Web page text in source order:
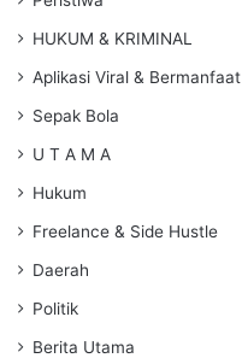
HUKUM & KRIMINAL
Aplikasi Viral & Bermanfaat
Sepak Bola
U T A M A
Hukum
Freelance & Side Hustle
Daerah
Politik
Berita Utama